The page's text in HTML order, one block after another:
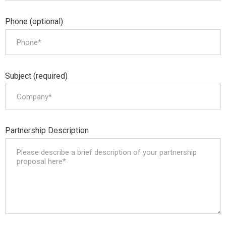
Phone (optional)
Subject (required)
Partnership Description